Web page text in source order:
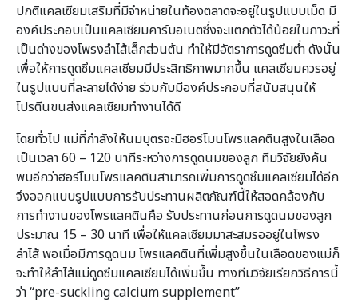
ปกติแคลเซียมเสริมที่มีจำหน่ายในท้องตลาดจะอยู่ในรูปแบบเม็ด มี
องค์ประกอบเป็นแคลเซียมคาร์บอเนตซึ่งจะแตกตัวได้น้อยในภาวะที่
เป็นด่างของโพรงลำไส้เล็กส่วนต้น ทำให้มีอัตราการดูดซึมต่ำ ดังนั้น
เพื่อให้การดูดซึมแคลเซียมมีประสิทธิภาพมากขึ้น แคลเซียมควรอยู่
ในรูปแบบที่ละลายได้ง่าย ร่วมกับมีองค์ประกอบที่สนับสนุนให้
โปรตีนขนส่งแคลเซียมทำงานได้ดี
โดยทั่วไป แม่ที่กำลังให้นมบุตรจะมีฮอร์โมนโพรแลคตินสูงในเลือด
เป็นเวลา 60 – 120 นาทีระหว่างการดูดนมของลูก ทีมวิจัยยังค้น
พบอีกว่าฮอร์โมนโพรแลคตินสามารถเพิ่มการดูดซึมแคลเซียมได้อีก
จึงออกแบบรูปแบบการรับประทานผลิตภัณฑ์นี้ให้สอดคล้องกับ
การทำงานของโพรแลคตินคือ รับประทานก่อนการดูดนมของลูก
ประมาณ 15 – 30 นาที เพื่อให้แคลเซียมมาสะสมรออยู่ในโพรง
ลำไส้ พอเมื่อมีการดูดนม โพรแลคตินที่เพิ่มสูงขึ้นในเลือดของแม่ก็
จะทำให้ลำไส้แม่ดูดซึมแคลเซียมได้เพิ่มขึ้น ทางทีมวิจัยเรียกวิธีการนี้
ว่า “pre-suckling calcium supplement”